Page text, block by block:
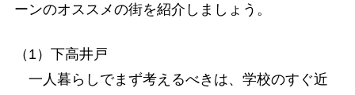
ーンのオススメの街を紹介しましょう。
（1）下高井戸
一人暮らしでまず考えるべきは、学校のすぐ近